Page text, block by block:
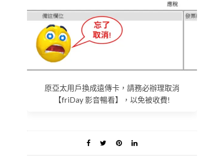
原亞太用戶換成遠傳卡，請務必辦理取消
【friDay 影音暢看】，以免被收費!